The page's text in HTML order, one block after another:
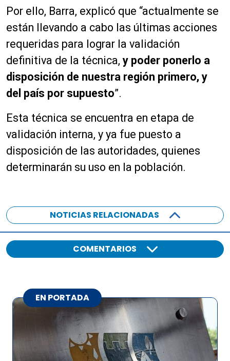
Por ello, Barra, explicó que “actualmente se
están llevando a cabo las últimas acciones
requeridas para lograr la validación
definitiva de la técnica, y poder ponerlo a
disposición de nuestra región primero, y
del país por supuesto”.
Esta técnica se encuentra en etapa de
validación interna, y ya fue puesto a
disposición de las autoridades, quienes
determinarán su uso en la población.
NOTICIAS RELACIONADAS
COMENTARIOS
EN PORTADA